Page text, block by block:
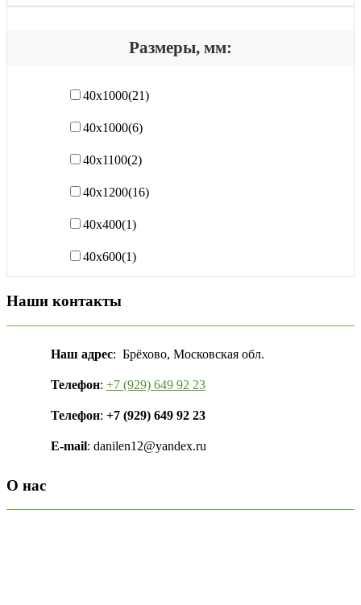
Размеры, мм:
40x1000(21)
40х1000(6)
40х1100(2)
40х1200(16)
40х400(1)
40х600(1)
Наши контакты
Наш адрес: Брёхово, Московская обл.
Телефон: +7 (929) 649 92 23
Телефон: +7 (929) 649 92 23
E-mail: danilen12@yandex.ru
О нас